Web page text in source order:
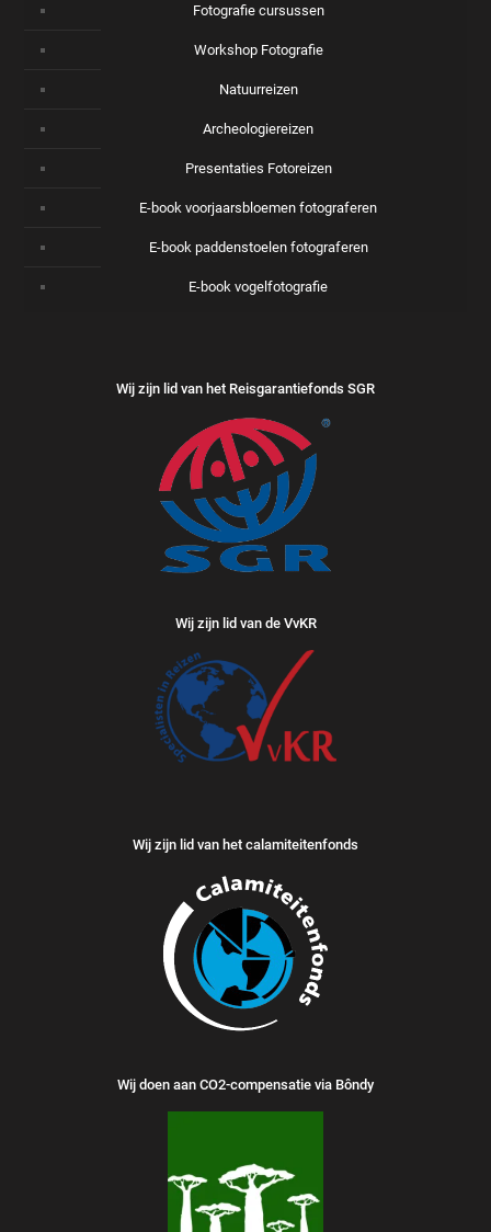
Fotografie cursussen
Workshop Fotografie
Natuurreizen
Archeologiereizen
Presentaties Fotoreizen
E-book voorjaarsbloemen fotograferen
E-book paddenstoelen fotograferen
E-book vogelfotografie
Wij zijn lid van het Reisgarantiefonds SGR
Wij zijn lid van de VvKR
Wij zijn lid van het calamiteitenfonds
Wij doen aan CO2-compensatie via Bôndy